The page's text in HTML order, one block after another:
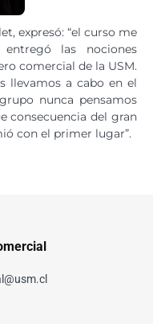
expresó: “el curso me
las nociones
comercial de la USM.
llevamos a cabo en el
nunca pensamos
consecuencia del gran
con el primer lugar”.